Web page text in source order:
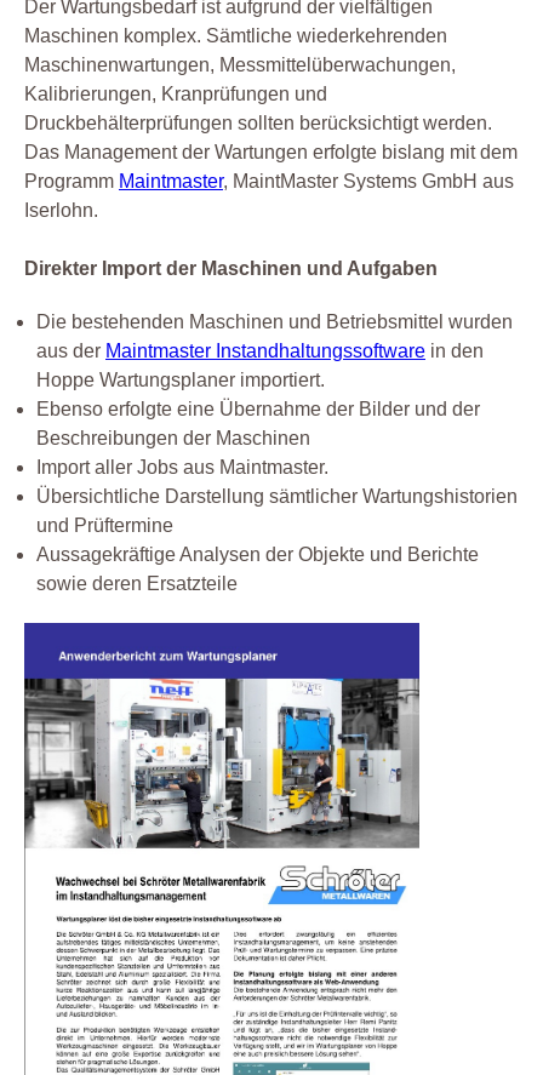
Der Wartungsbedarf ist aufgrund der vielfältigen
Maschinen komplex. Sämtliche wiederkehrenden
Maschinenwartungen, Messmittelüberwachungen,
Kalibrierungen, Kranprüfungen und
Druckbehälterprüfungen sollten berücksichtigt werden.
Das Management der Wartungen erfolgte bislang mit dem
Programm Maintmaster, MaintMaster Systems GmbH aus
Iserlohn.
Direkter Import der Maschinen und Aufgaben
Die bestehenden Maschinen und Betriebsmittel wurden
aus der Maintmaster Instandhaltungssoftware in den
Hoppe Wartungsplaner importiert.
Ebenso erfolgte eine Übernahme der Bilder und der
Beschreibungen der Maschinen
Import aller Jobs aus Maintmaster.
Übersichtliche Darstellung sämtlicher Wartungshistorien
und Prüftermine
Aussagekräftige Analysen der Objekte und Berichte
sowie deren Ersatzteile